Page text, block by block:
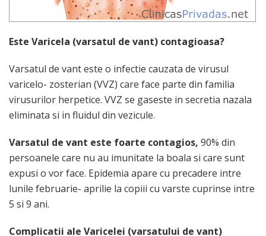
Este Varicela (varsatul de vant) contagioasa?
Varsatul de vant este o infectie cauzata de virusul
varicelo- zosterian (VVZ) care face parte din familia
virusurilor herpetice. VVZ se gaseste in secretia nazala
eliminata si in fluidul din vezicule.
Varsatul de vant este foarte contagios, 90% din
persoanele care nu au imunitate la boala si care sunt
expusi o vor face. Epidemia apare cu precadere intre
lunile februarie- aprilie la copiii cu varste cuprinse intre
5 si 9 ani.
Complicatii ale Varicelei (varsatului de vant)